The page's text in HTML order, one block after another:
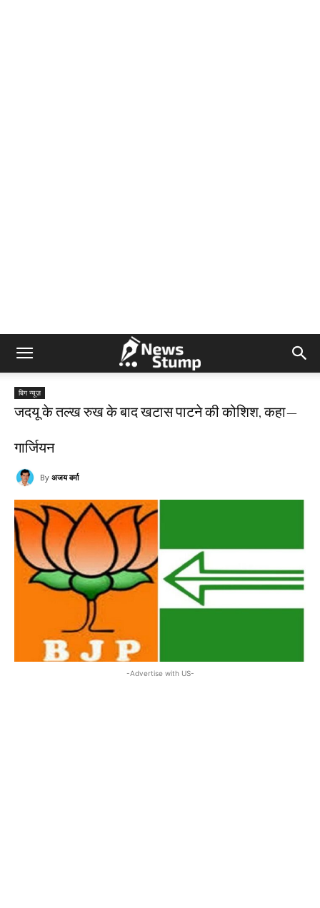
बिग न्यूज़
जदयू के तल्ख रुख के बाद खटास पाटने की कोशिश, कहा—
गार्जियन
By अजय वर्मा
-Advertise with US-